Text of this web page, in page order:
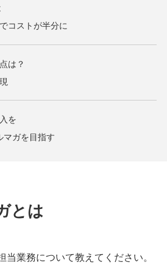
コストが半分に
は？
を
マガを目指す
とは
当業務について教えてください。